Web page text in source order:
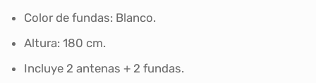
Color de fundas: Blanco.
Altura: 180 cm.
Incluye 2 antenas + 2 fundas.